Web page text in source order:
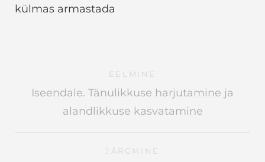
külmas armastada
EELMINE
Iseendale. Tänulikkuse harjutamine ja
alandlikkuse kasvatamine
JÄRGMINE